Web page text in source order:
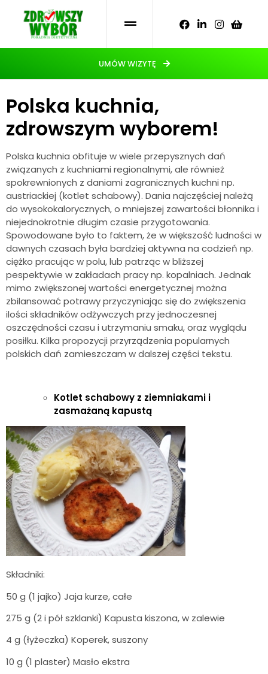
UMÓW WIZYTĘ
Polska kuchnia,
zdrowszym wyborem!
Polska kuchnia obfituje w wiele przepysznych dań
związanych z kuchniami regionalnymi, ale również
spokrewnionych z daniami zagranicznych kuchni np.
austriackiej (kotlet schabowy). Dania najczęściej należą
do wysokokalorycznych, o mniejszej zawartości błonnika i
niejednokrotnie długim czasie przygotowania.
Spowodowane było to faktem, że w większość ludności w
dawnych czasach była bardziej aktywna na codzień np.
ciężko pracując w polu, lub patrząc w bliższej
pespektywie w zakładach pracy np. kopalniach. Jednak
mimo zwiększonej wartości energetycznej można
zbilansować potrawy przyczyniając się do zwiększenia
ilości składników odżywczych przy jednoczesnej
oszczędności czasu i utrzymaniu smaku, oraz wyglądu
posiłku. Kilka propozycji przyrządzenia popularnych
polskich dań zamieszczam w dalszej części tekstu.
Kotlet schabowy z ziemniakami i
zasmażaną kapustą
Składniki:
50 g (1 jajko) Jaja kurze, całe
275 g (2 i pół szklanki) Kapusta kiszona, w zalewie
4 g (łyżeczka) Koperek, suszony
10 g (1 plaster) Masło ekstra